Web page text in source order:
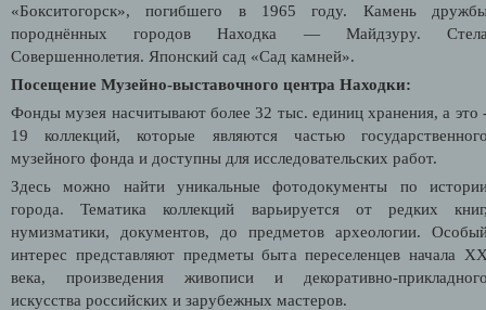
«Бокситогорск», погибшего в 1965 году. Камень
породнённых городов Находка — Майдзуру.
Совершеннолетия. Японский сад «Сад камней».
Посещение Музейно-выставочного центра Находки:
Фонды музея насчитывают более 32 тыс. единиц хранения, а это
19 коллекций, которые являются частью
музейного фонда и доступны для исследовательских работ.
Здесь можно найти уникальные фотодокументы по
города. Тематика коллекций варьируется от редких
нумизматики, документов, до предметов археологии.
интерес представляют предметы быта переселенцев начала
века, произведения живописи и декоративно-
искусства российских и зарубежных мастеров.